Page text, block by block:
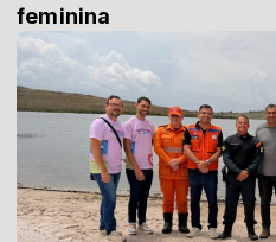
feminina